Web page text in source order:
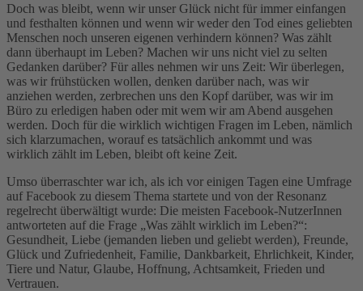
Doch was bleibt, wenn wir unser Glück nicht für immer einfangen
und festhalten können und wenn wir weder den Tod eines geliebten
Menschen noch unseren eigenen verhindern können? Was zählt
dann überhaupt im Leben? Machen wir uns nicht viel zu selten
Gedanken darüber? Für alles nehmen wir uns Zeit: Wir überlegen,
was wir frühstücken wollen, denken darüber nach, was wir
anziehen werden, zerbrechen uns den Kopf darüber, was wir im
Büro zu erledigen haben oder mit wem wir am Abend ausgehen
werden. Doch für die wirklich wichtigen Fragen im Leben, nämlich
sich klarzumachen, worauf es tatsächlich ankommt und was
wirklich zählt im Leben, bleibt oft keine Zeit.
Umso überraschter war ich, als ich vor einigen Tagen eine Umfrage
auf Facebook zu diesem Thema startete und von der Resonanz
regelrecht überwältigt wurde: Die meisten Facebook-NutzerInnen
antworteten auf die Frage „Was zählt wirklich im Leben?“:
Gesundheit, Liebe (jemanden lieben und geliebt werden), Freunde,
Glück und Zufriedenheit, Familie, Dankbarkeit, Ehrlichkeit, Kinder,
Tiere und Natur, Glaube, Hoffnung, Achtsamkeit, Frieden und
Vertrauen.